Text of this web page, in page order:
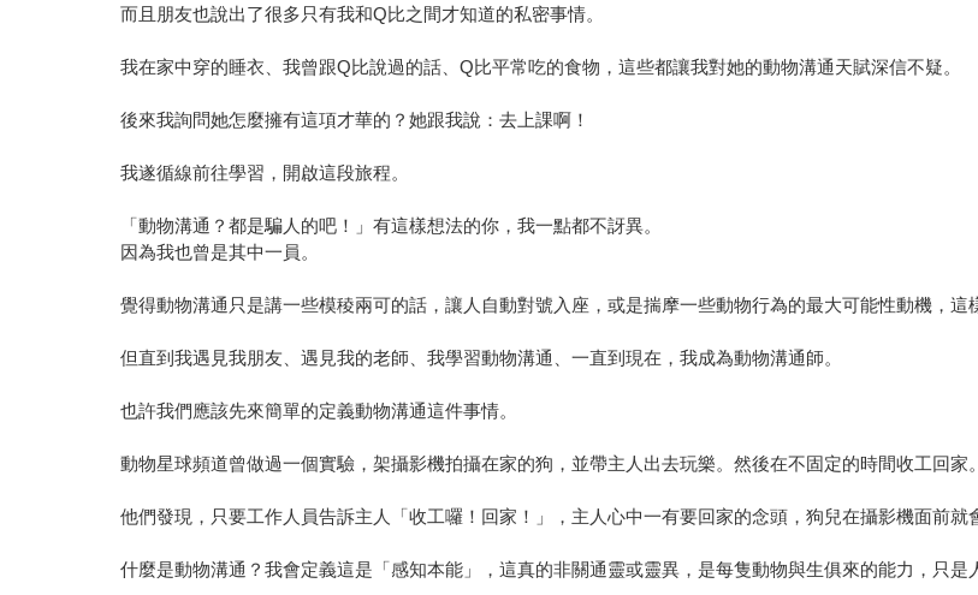
而且朋友也說出了很多只有我和Q比之間才知道的私密事情。
我在家中穿的睡衣、我曾跟Q比說過的話、Q比平常吃的食物，這些都讓我對她的動物溝通天賦深信不疑。
後來我詢問她怎麼擁有這項才華的？她跟我說：去上課啊！
我遂循線前往學習，開啟這段旅程。
「動物溝通？都是騙人的吧！」有這樣想法的你，我一點都不訝異。
因為我也曾是其中一員。
覺得動物溝通只是講一些模稜兩可的話，讓人自動對號入座，或是揣摩一些動物行為的最大可能性動機，這
但直到我遇見我朋友、遇見我的老師、我學習動物溝通、一直到現在，我成為動物溝通師。
也許我們應該先來簡單的定義動物溝通這件事情。
動物星球頻道曾做過一個實驗，架攝影機拍攝在家的狗，並帶主人出去玩樂。然後在不固定的時間收工回家。
他們發現，只要工作人員告訴主人「收工囉！回家！」，主人心中一有要回家的念頭，狗兒在攝影機面前就
什麼是動物溝通？我會定義這是「感知本能」，這真的非關通靈或靈異，是每隻動物與生俱來的能力，只是